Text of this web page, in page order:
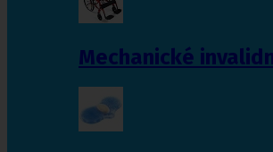
Mechanické